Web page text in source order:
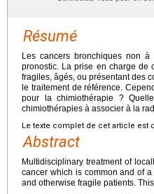
Résumé
Les cancers bronchiques non
pronostic. La prise en charge de
fragiles, âgés, ou présentant des
le traitement de référence.
pour la chimiothérapie ?
chimiothérapies à associer à la
Le texte complet de cet article est
Abstract
Multidisciplinary treatment of
cancer which is common and of
and otherwise fragile patients.